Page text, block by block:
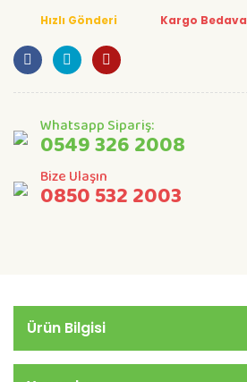
Hızlı Gönderi Kargo Bedava
Whatsapp Sipariş:
0549 326 2008
Bize Ulaşın
0850 532 2003
Ürün Bilgisi